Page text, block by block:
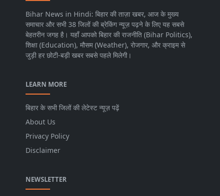
Bihar News in Hindi: बिहार की ताज़ा खबर, आज के मुख्य
समाचार और सभी 38 जिलों की ब्रेकिंग न्यूज़ पढ़ने के लिए यह सबसे
बेहतरीन जगह है। यहाँ आपको बिहार की राजनीति (Bihar Politics),
शिक्षा (Education), मौसम (Weather), रोजगार, और क्राइम से
जुड़ी हर छोटी-बड़ी खबर सबसे पहले मिलेगी।
LEARN MORE
बिहार के सभी जिलों की लेटेस्ट न्यूज़ पढ़ें
About Us
Privacy Policy
Disclaimer
NEWSLETTER